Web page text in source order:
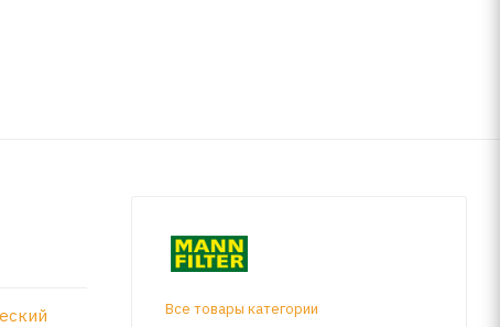
Все товары категории